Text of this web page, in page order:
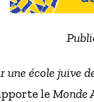
une école juive
leMonde